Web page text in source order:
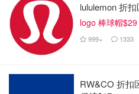
lululemon 折
logo 棒球帽$29
999+ 1333
RW&CO 折扣